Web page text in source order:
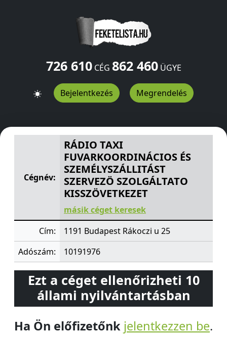
726 610CÉG 862 460ÜGYE
Bejelentkezés Megrendelés
RÁDIO TAXI FUVARKOORDINÁCIOS ÉS
Cégnév:
RÁDIO TAXI
FUVARKOORDINÁCIOS ÉS
SZEMÉLYSZÁLLITÁST
SZERVEZÖ SZOLGÁLTATO
KISSZÖVETKEZET
másik céget keresek
Cím:
1191 Budapest Rákoczi u 25
Adószám:
10191976
Ezt a céget ellenőrizheti 10
állami nyilvántartásban
Ha Ön előfizetőnk jelentkezzen be.